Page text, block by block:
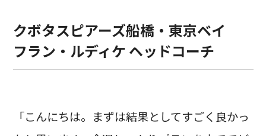
クボタスピアーズ船橋・東京ベイ
フラン・ルディケ ヘッドコーチ
「こんにちは。まずは結果としてすごく良かっ